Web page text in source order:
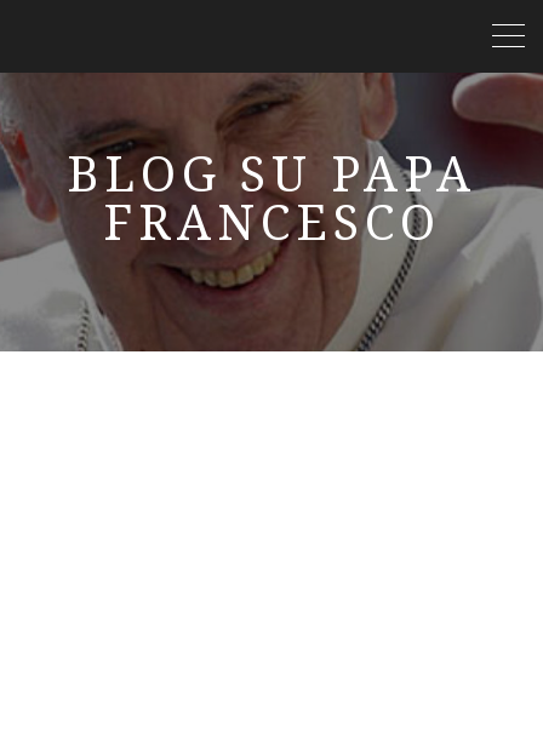
BLOG SU PAPA
FRANCESCO